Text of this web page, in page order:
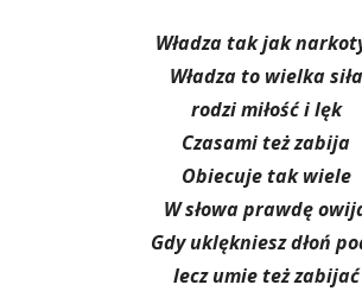
Władza tak jak
Władza to wielka siła
rodzi miłość i lęk
Czasami też zabija
Obiecuje tak wiele
W słowa prawdę
Gdy uklękniesz dłoń
lecz umie też zabijać